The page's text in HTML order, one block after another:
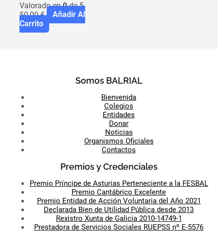
Valorado en0de 5
50,00€
Añadir Al
Carrito
Somos BALRIAL
Bienvenida
Colegios
Entidades
Donar
Noticias
Organismos Oficiales
Contactos
Premios y Credenciales
Premio Príncipe de Asturias Perteneciente a la FESBAL
Premio Cantábrico Excelente
Premio Entidad de Acción Voluntaria del Año 2021
Declarada Bien de Utilidad Pública desde 2013
Rexistro Xunta de Galicia 2010-14749-1
Prestadora de Servicios Sociales RUEPSS nº E-5576